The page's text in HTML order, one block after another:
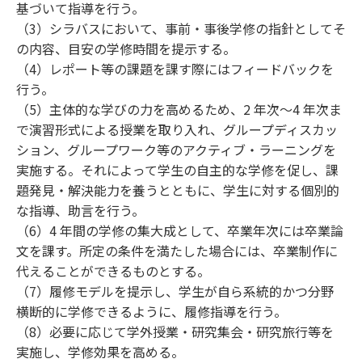
基づいて指導を行う。
（3）シラバスにおいて、事前・事後学修の指針としてそ
の内容、目安の学修時間を提示する。
（4）レポート等の課題を課す際にはフィードバックを
行う。
（5）主体的な学びの力を高めるため、2 年次～4 年次ま
で演習形式による授業を取り入れ、グループディスカッ
ション、グループワーク等のアクティブ・ラーニングを
実施する。それによって学生の自主的な学修を促し、課
題発見・解決能力を養うとともに、学生に対する個別的
な指導、助言を行う。
（6）4 年間の学修の集大成として、卒業年次には卒業論
文を課す。所定の条件を満たした場合には、卒業制作に
代えることができるものとする。
（7）履修モデルを提示し、学生が自ら系統的かつ分野
横断的に学修できるように、履修指導を行う。
（8）必要に応じて学外授業・研究集会・研究旅行等を
実施し、学修効果を高める。